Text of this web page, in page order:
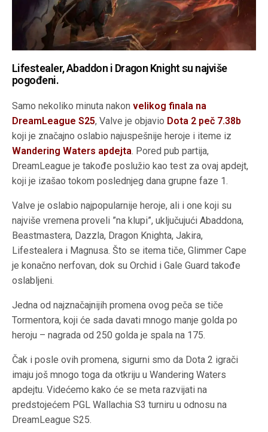
Lifestealer, Abaddon i Dragon Knight su najviše
pogođeni.
Samo nekoliko minuta nakonvelikog finala na
DreamLeague S25, Valve je objavio Dota 2 peč 7.38b
koji je značajno oslabio najuspešnije heroje i iteme iz
Wandering Waters apdejta. Pored pub partija,
DreamLeague je takođe poslužio kao test za ovaj apdejt,
koji je izašao tokom poslednjeg dana grupne faze 1.
Valve je oslabio najpopularnije heroje, ali i one koji su
najviše vremena proveli ”na klupi”, uključujući Abaddona,
Beastmastera, Dazzla, Dragon Knighta, Jakira,
Lifestealera i Magnusa. Što se itema tiče, Glimmer Cape
je konačno nerfovan, dok su Orchid i Gale Guard takođe
oslabljeni.
Jedna od najznačajnijih promena ovog peča se tiče
Tormentora, koji će sada davati mnogo manje golda po
heroju – nagrada od 250 golda je spala na 175.
Čak i posle ovih promena, sigurni smo da Dota 2 igrači
imaju još mnogo toga da otkriju u Wandering Waters
apdejtu. Videćemo kako će se meta razvijati na
predstojećem PGL Wallachia S3 turniru u odnosu na
DreamLeague S25.